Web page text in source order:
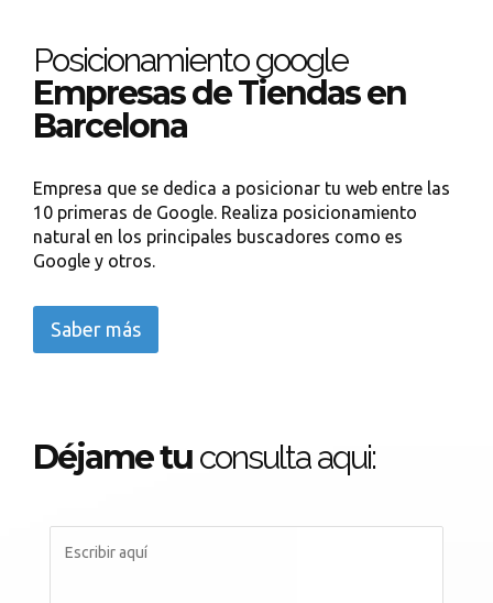
Posicionamiento google
Empresas de Tiendas en
Barcelona
Empresa que se dedica a posicionar tu web entre las
10 primeras de Google. Realiza posicionamiento
natural en los principales buscadores como es
Google y otros.
Saber más
Déjame tu consulta aqui: